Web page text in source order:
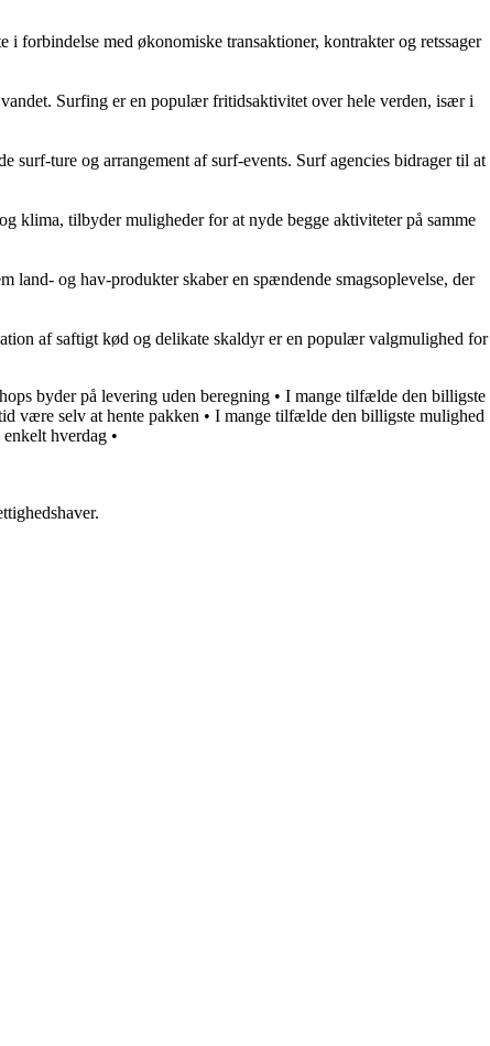
forbindelse med økonomiske transaktioner, kontrakter og retssager
Surfing er en populær fritidsaktivitet over hele verden, især i
surf-ture og arrangement af surf-events. Surf agencies bidrager til at
klima, tilbyder muligheder for at nyde begge aktiviteter på samme
land- og hav-produkter skaber en spændende smagsoplevelse, der
af saftigt kød og delikate skaldyr er en populær valgmulighed for
byder på levering uden beregning • I mange tilfælde den billigste
være selv at hente pakken • I mange tilfælde den billigste mulighed
hverdag •